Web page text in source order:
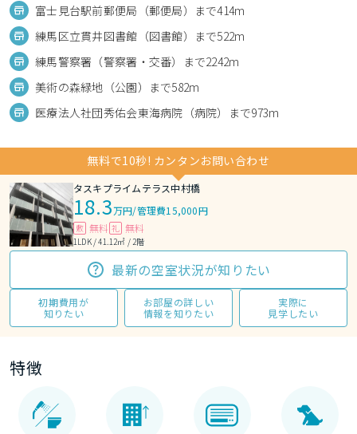
富士見台駅前郵便局（郵便局）まで414m
練馬区立貫井図書館（図書館）まで522m
練馬警察署（警察署・交番）まで2242m
美術の森緑地（公園）まで582m
医療法人社団秀佑会東海病院（病院）まで973m
無料で10秒! カンタンお問い合わせ
タスキプライムテラス中村橋
18.3万円/管理費15,000円
敷 無料 礼 無料
1LDK / 41.12㎡ / 2階
最新の空室状況が知りたい
初期費用が
知りたい
お部屋の詳しい
情報を知りたい
実際に
見学したい
特徴